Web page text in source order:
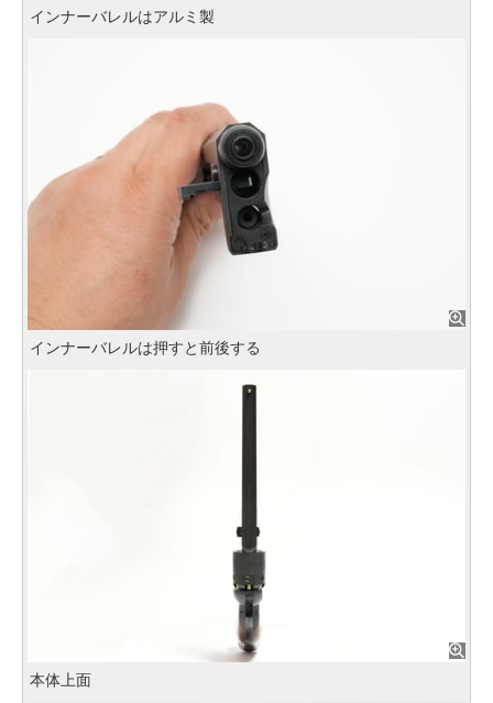
インナーバレルはアルミ製
インナーバレルは押すと前後する
本体上面